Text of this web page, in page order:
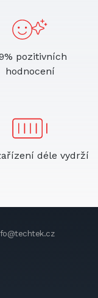
pozitivních
hodnocení
déle vydrží